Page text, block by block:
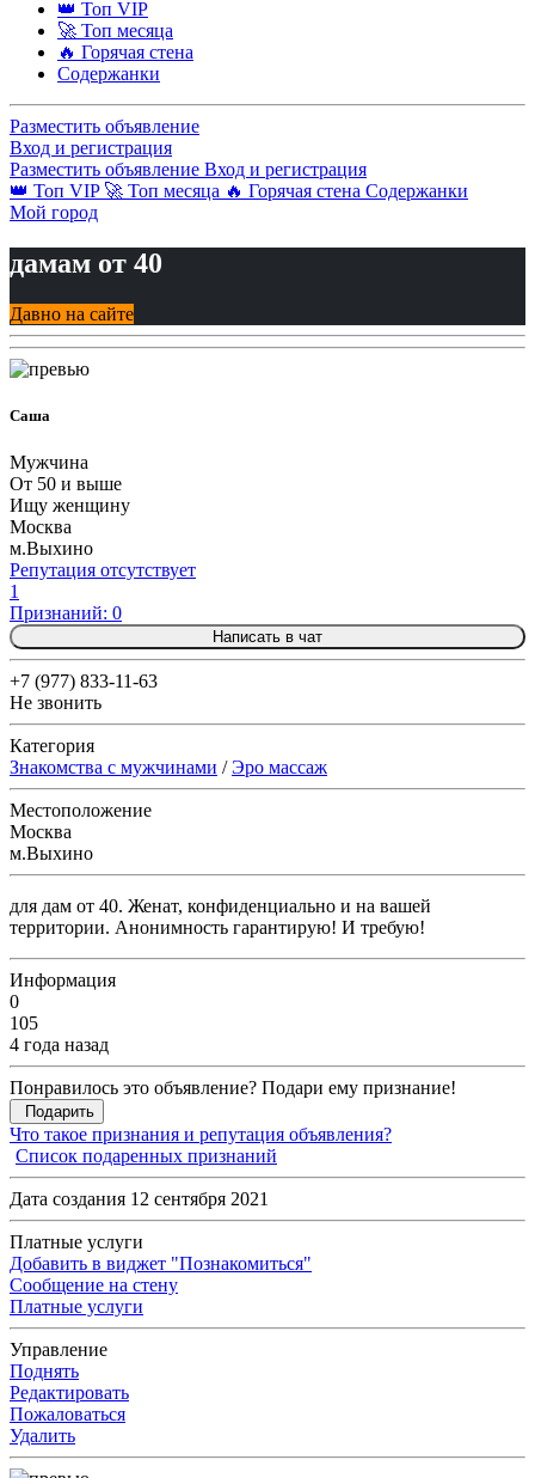
👑 Топ VIP
🚀 Топ месяца
🔥 Горячая стена
Содержанки
Разместить объявление
Вход и регистрация
Разместить объявление Вход и регистрация
👑 Топ VIP 🚀 Топ месяца 🔥 Горячая стена Содержанки
Мой город
дамам от 40
Давно на сайте
Саша
Мужчина
От 50 и выше
Ищу женщину
Москва
м.Выхино
Репутация отсутствует
1
Признаний: 0
Написать в чат
+7 (977) 833-11-63
Не звонить
Категория
Знакомства с мужчинами /Эро массаж
Местоположение
Москва
м.Выхино
для дам от 40. Женат, конфиденциально и на вашей
территории. Анонимность гарантирую! И требую!
Информация
0
105
4 года назад
Понравилось это объявление? Подари ему признание!
Подарить
Что такое признания и репутация объявления?
Список подаренных признаний
Дата создания 12 сентября 2021
Платные услуги
Добавить в виджет "Познакомиться"
Сообщение на стену
Платные услуги
Управление
Поднять
Редактировать
Пожаловаться
Удалить